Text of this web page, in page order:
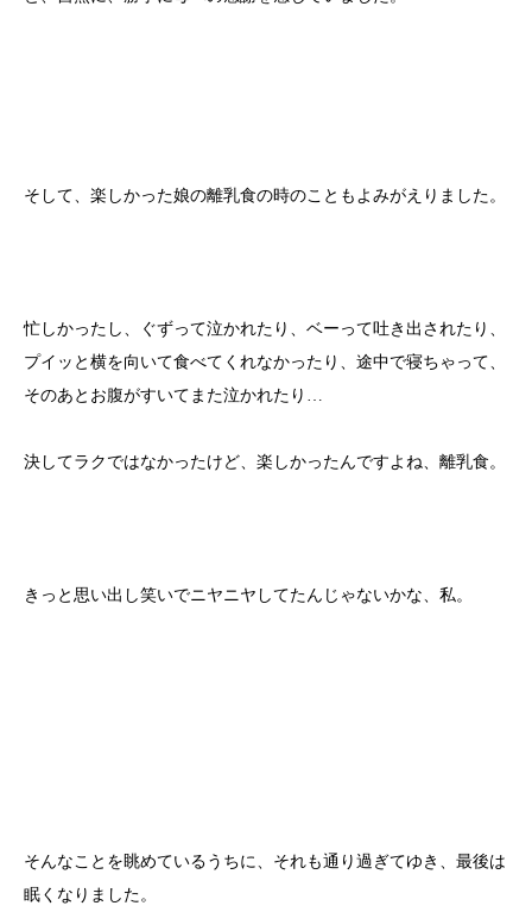
そして、楽しかった娘の離乳食の時のこともよみがえりました。
忙しかったし、ぐずって泣かれたり、ベーって吐き出されたり、
プイッと横を向いて食べてくれなかったり、途中で寝ちゃって、
そのあとお腹がすいてまた泣かれたり…
決してラクではなかったけど、楽しかったんですよね、離乳食。
きっと思い出し笑いでニヤニヤしてたんじゃないかな、私。
そんなことを眺めているうちに、それも通り過ぎてゆき、最後は
眠くなりました。